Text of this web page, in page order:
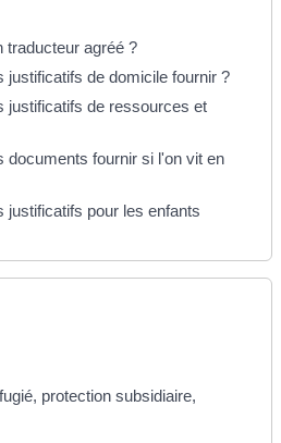
traducteur agréé ?
justificatifs de domicile fournir ?
justificatifs de ressources et
documents fournir si l'on vit en
justificatifs pour les enfants
protection subsidiaire,